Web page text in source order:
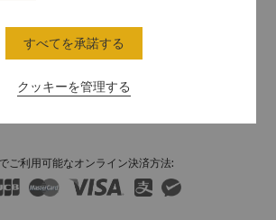
ックアウト
在をお楽しみください。
間は以下のとおりです。
ご利用可能なオンライン決済方法:
クッキーを管理する
すべてを承諾する